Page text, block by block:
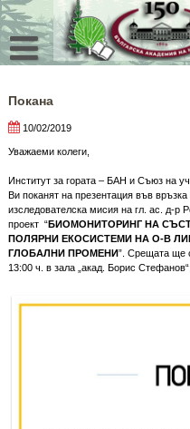
Skip
to
content
Покана
10/02/2019
Уважаеми колеги,
Институт за гората – БАН и Съюз на
Ви поканят на презентация във
изследователска мисия на гл. ас. д-р
проект “БИОМОНИТОРИНГ НА
ПОЛЯРНИ ЕКОСИСТЕМИ НА О-В
ГЛОБАЛНИ ПРОМЕНИ”. Срещата ще
13:00 ч. в зала „акад. Борис